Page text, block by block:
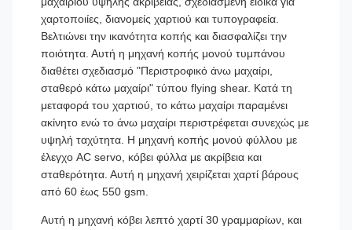
χαρτοποιίες, διανομείς χαρτιού και τυπογραφεία.
Βελτιώνει την ικανότητα κοπής και διασφαλίζει την
ποιότητα. Αυτή η μηχανή κοπής μονού τυμπάνου
διαθέτει σχεδιασμό "Περιστροφικό άνω μαχαίρι,
σταθερό κάτω μαχαίρι" τύπου flying shear. Κατά τη
μεταφορά του χαρτιού, το κάτω μαχαίρι παραμένει
ακίνητο ενώ το άνω μαχαίρι περιστρέφεται συνεχώς με
υψηλή ταχύτητα. Η μηχανή κοπής μονού φύλλου με
έλεγχο AC servo, κόβει φύλλα με ακρίβεια και
σταθερότητα. Αυτή η μηχανή χειρίζεται χαρτί βάρους
από 60 έως 550 gsm.
Αυτή η μηχανή κόβει λεπτό χαρτί 30 γραμμαρίων, και